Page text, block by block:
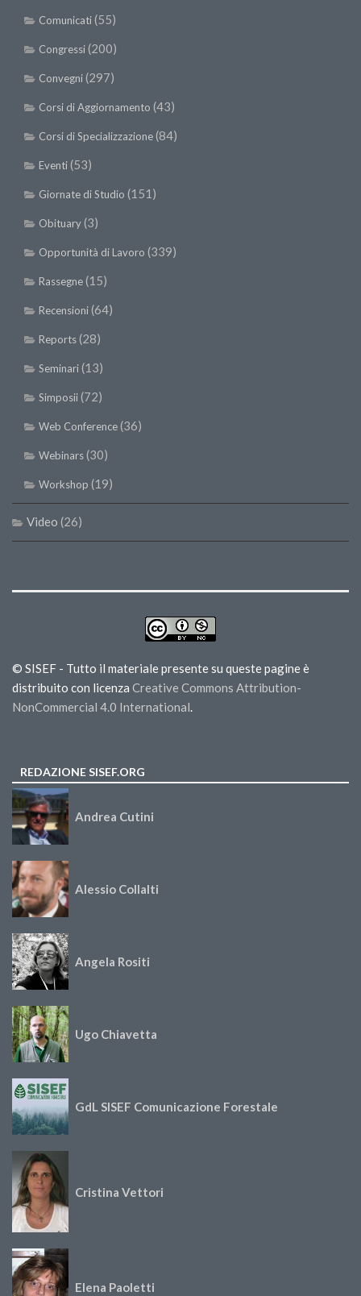
SISEF@Facebook
@SISEF Tweets
@ForestTweeting
SISEF Publishing
Redazione SISEF.ORG
Credits
Comunicati(55)
Congressi(200)
Convegni(297)
Corsi di Aggiornamento (43)
Corsi di Specializzazione(84)
Eventi(53)
Giornate di Studio (151)
Obituary(3)
Opportunità di Lavoro (339)
Rassegne(15)
Recensioni(64)
Reports(28)
Seminari(13)
Simposii(72)
Web Conference(36)
Webinars(30)
Workshop (19)
Video (26)
© SISEF - Tutto il materiale presente su queste pagine è
distribuito con licenza Creative Commons Attribution-
NonCommercial 4.0 International.
REDAZIONE SISEF.ORG
Andrea Cutini
Alessio Collalti
Angela Rositi
Ugo Chiavetta
GdL SISEF Comunicazione Forestale
Cristina Vettori
Elena Paoletti